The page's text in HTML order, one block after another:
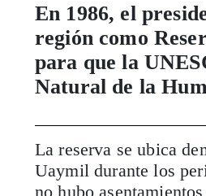
En 1986, el
región como
para que la
Natural de la
La reserva se ubica
Uaymil durante los
no hubo